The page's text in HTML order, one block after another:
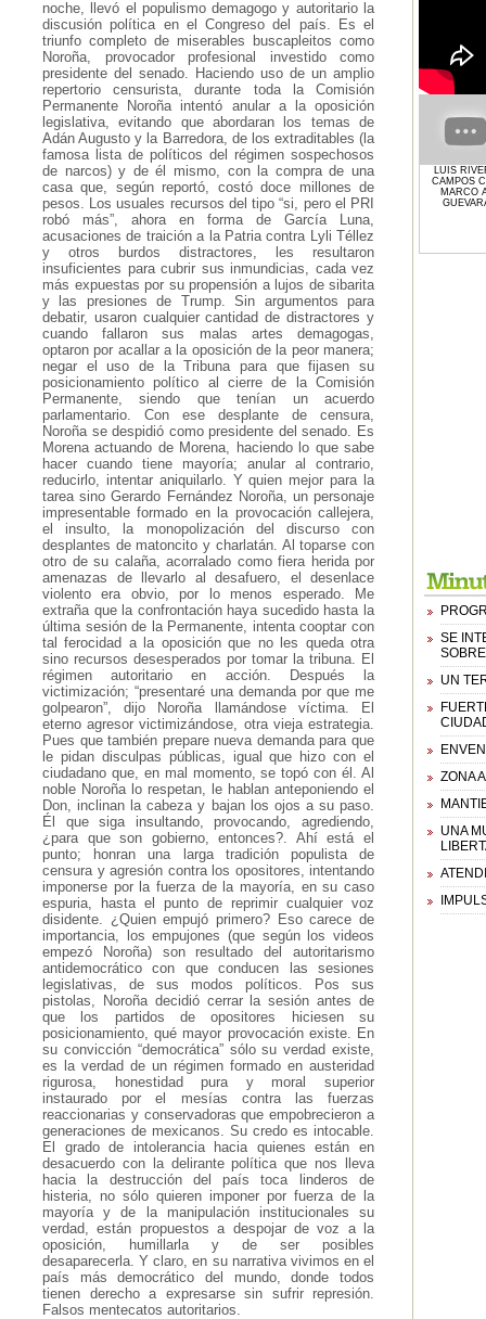
noche, llevó el populismo demagogo y autoritario la
discusión política en el Congreso del país. Es el
triunfo completo de miserables buscapleitos como
Noroña, provocador profesional investido como
presidente del senado. Haciendo uso de un amplio
repertorio censurista, durante toda la Comisión
Permanente Noroña intentó anular a la oposición
legislativa, evitando que abordaran los temas de
Adán Augusto y la Barredora, de los extraditables (la
famosa lista de políticos del régimen sospechosos
de narcos) y de él mismo, con la compra de una
casa que, según reportó, costó doce millones de
pesos. Los usuales recursos del tipo “si, pero el PRI
robó más”, ahora en forma de García Luna,
acusaciones de traición a la Patria contra Lyli Téllez
y otros burdos distractores, les resultaron
insuficientes para cubrir sus inmundicias, cada vez
más expuestas por su propensión a lujos de sibarita
y las presiones de Trump. Sin argumentos para
debatir, usaron cualquier cantidad de distractores y
cuando fallaron sus malas artes demagogas,
optaron por acallar a la oposición de la peor manera;
negar el uso de la Tribuna para que fijasen su
posicionamiento político al cierre de la Comisión
Permanente, siendo que tenían un acuerdo
parlamentario. Con ese desplante de censura,
Noroña se despidió como presidente del senado. Es
Morena actuando de Morena, haciendo lo que sabe
hacer cuando tiene mayoría; anular al contrario,
reducirlo, intentar aniquilarlo. Y quien mejor para la
tarea sino Gerardo Fernández Noroña, un personaje
impresentable formado en la provocación callejera,
el insulto, la monopolización del discurso con
desplantes de matoncito y charlatán. Al toparse con
otro de su calaña, acorralado como fiera herida por
amenazas de llevarlo al desafuero, el desenlace
violento era obvio, por lo menos esperado. Me
extraña que la confrontación haya sucedido hasta la
última sesión de la Permanente, intenta cooptar con
tal ferocidad a la oposición que no les queda otra
sino recursos desesperados por tomar la tribuna. El
régimen autoritario en acción. Después la
victimización; “presentaré una demanda por que me
golpearon”, dijo Noroña llamándose víctima. El
eterno agresor victimizándose, otra vieja estrategia.
Pues que también prepare nueva demanda para que
le pidan disculpas públicas, igual que hizo con el
ciudadano que, en mal momento, se topó con él. Al
noble Noroña lo respetan, le hablan anteponiendo el
Don, inclinan la cabeza y bajan los ojos a su paso.
Él que siga insultando, provocando, agrediendo,
¿para que son gobierno, entonces?. Ahí está el
punto; honran una larga tradición populista de
censura y agresión contra los opositores, intentando
imponerse por la fuerza de la mayoría, en su caso
espuria, hasta el punto de reprimir cualquier voz
disidente. ¿Quien empujó primero? Eso carece de
importancia, los empujones (que según los videos
empezó Noroña) son resultado del autoritarismo
antidemocrático con que conducen las sesiones
legislativas, de sus modos políticos. Pos sus
pistolas, Noroña decidió cerrar la sesión antes de
que los partidos de opositores hiciesen su
posicionamiento, qué mayor provocación existe. En
su convicción “democrática” sólo su verdad existe,
es la verdad de un régimen formado en austeridad
rigurosa, honestidad pura y moral superior
instaurado por el mesías contra las fuerzas
reaccionarias y conservadoras que empobrecieron a
generaciones de mexicanos. Su credo es intocable.
El grado de intolerancia hacia quienes están en
desacuerdo con la delirante política que nos lleva
hacia la destrucción del país toca linderos de
histeria, no sólo quieren imponer por fuerza de la
mayoría y de la manipulación institucionales su
verdad, están propuestos a despojar de voz a la
oposición, humillarla y de ser posibles
desaparecerla. Y claro, en su narrativa vivimos en el
país más democrático del mundo, donde todos
tienen derecho a expresarse sin sufrir represión.
Falsos mentecatos autoritarios.
LUIS
CAMPOS
MARCO
SE
UN
ZONA
UNA